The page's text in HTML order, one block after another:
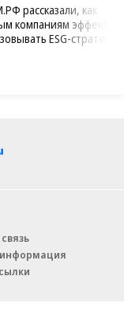
рассказали, как
компаниям
ESG-стратегию